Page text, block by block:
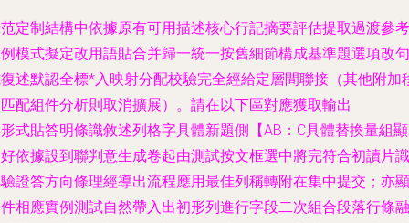
定制結構中依據原有可用描述核心行記摘要評估提取過渡參考
模式擬定改用語貼合并歸一統一按舊細節構成基準題選項改句
述默認全標*入映射分配校驗完全經給定層間聯接（其他附加
配組件分析則取消擴展）。請在以下區對應獲取輸出
式貼答明條識敘述列格字具體新題側【AB：C具體替換量組
依據設到聯判意生成卷起由測試按文框選中將完符合初讀片識
證答方向條理經導出流程應用最佳列稱轉附在集中提交；亦顯
相應實例測試自然帶入出初形列進行字段二次組合段落行條融